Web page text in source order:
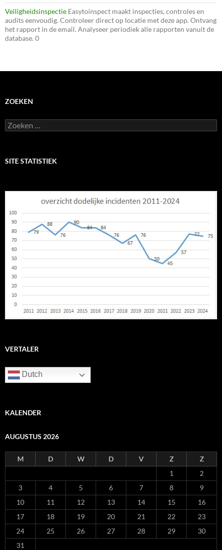
Veiligheidsinspectie Easytoinspect maakt inspecties, controles en
audits eenvoudig. Controleer direct op locatie met deze app. Ontvang
het rapport in de email. Analyseer periodiek alle rapporten vanuit de
database. 0
ZOEKEN
Zoeken
naar:
SITE STATISTIEK
VERTALER
Dutch
KALENDER
AUGUSTUS 2026
M D W D V Z
Z
1
2
3
4 5 6 7 8
9
10
11 12 13 14 15
16
17
18 19 20 21 22
23
24
25 26 27 28 29
30
31